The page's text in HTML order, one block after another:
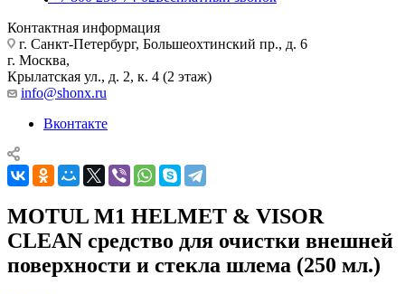
Контактная информация
г. Санкт-Петербург, Большеохтинский пр., д. 6
г. Москва,
Крылатская ул., д. 2, к. 4 (2 этаж)
info@shonx.ru
Вконтакте
MOTUL M1 HELMET & VISOR
CLEAN cредство для очистки внешней
поверхности и стекла шлема (250 мл.)